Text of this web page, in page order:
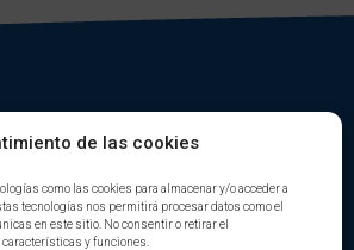
de las cookies
como las cookies para almacenar y/o acceder a
tecnologías nos permitirá procesar datos como el
en este sitio. No consentir o retirar el
y funciones.